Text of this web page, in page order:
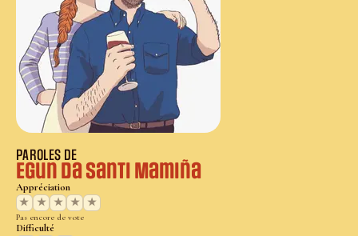
PAROLES DE
Egun da Santi Mamiña
Appréciation
★
★ ★ ★ ★
Pas encore de vote
Difficulté